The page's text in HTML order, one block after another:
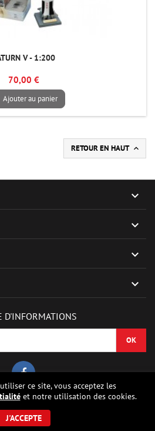
V - 1:200
70,00 €
Ajouter au panier
RETOUR EN HAUT 




ce site, vous acceptez les
et notre utilisation des cookies.
J'ACCEPTE
D'INFORMATIONS
Hobbies - Model rocket shop, high power
electronics and building parts.. Tous droits
réservés.